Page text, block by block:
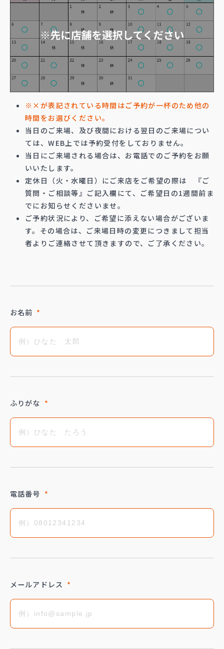
※×が表記されている時間はご予約が一杯のため他の
時間をお選びください。
当日のご来場、及び夜間における翌日のご来場につい
ては、WEB上では予約受付をしておりません。
当日にご来場される場合は、お電話でのご予約をお願
いいたします。
定休日（火・水曜日）にご来店をご希望の際は 『ご
質問・ご相談等』ご記入欄にて、ご希望日の1週間前ま
でにお知らせくださいませ。
ご予約状況により、ご希望に添えない場合がございま
す。その場合は、ご来場日時の変更につきまして担当
者よりご連絡させて頂きますので、ご了承ください。
お名前 *
ふりがな *
電話番号 *
メールアドレス *